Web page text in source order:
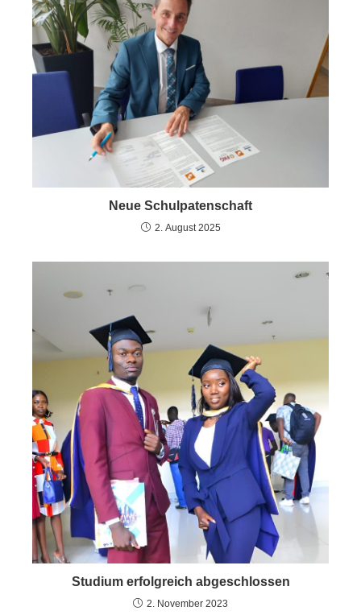
Neue Schulpatenschaft
2. August 2025
Studium erfolgreich abgeschlossen
2. November 2023